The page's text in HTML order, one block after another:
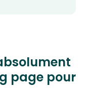
page pour